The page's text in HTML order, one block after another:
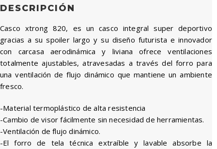
DESCRIPCIÓN
Casco xtrong 820, es un casco integral super deportivo
gracias a su spoiler largo y su diseño futurista e innovador
con carcasa aerodinámica y liviana ofrece ventilaciones
totalmente ajustables, atravesadas a través del forro para
una ventilación de flujo dinámico que mantiene un ambiente
fresco.
-Material termoplástico de alta resistencia
-Cambio de visor fácilmente sin necesidad de herramientas.
-Ventilación de flujo dinámico.
-El forro de tela técnica extraíble y lavable absorbe la